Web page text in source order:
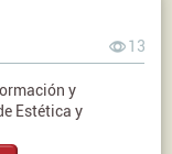
13
y
Estética y